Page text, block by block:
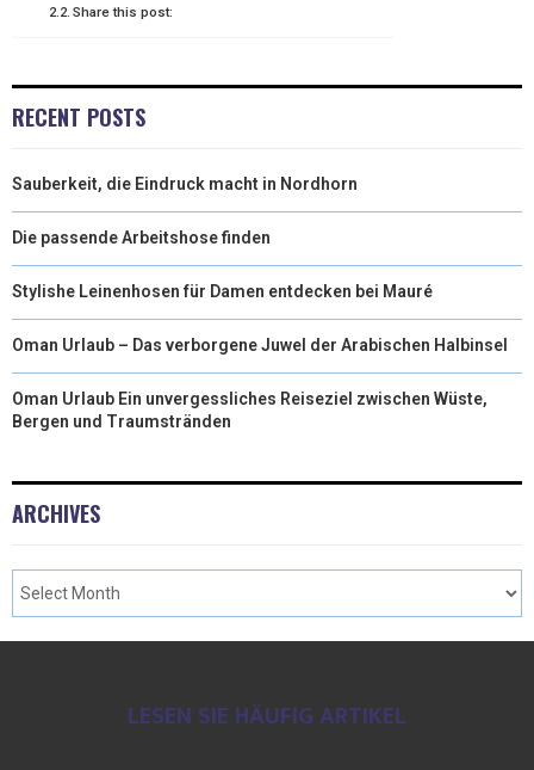
Share this post:
RECENT POSTS
Sauberkeit, die Eindruck macht in Nordhorn
Die passende Arbeitshose finden
Stylishe Leinenhosen für Damen entdecken bei Mauré
Oman Urlaub – Das verborgene Juwel der Arabischen Halbinsel
Oman Urlaub Ein unvergessliches Reiseziel zwischen Wüste,
Bergen und Traumstränden
ARCHIVES
LESEN SIE HÄUFIG ARTIKEL